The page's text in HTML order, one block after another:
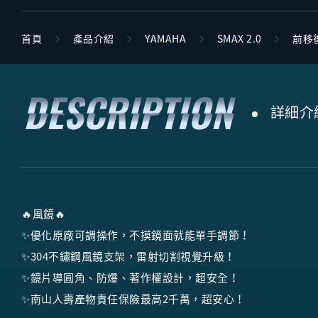
首頁 產品介紹 YAMAHA SMAX 2.0 前移
詳細介
🔥風鏡🔥
✨優化原廠可調操作，不摸鏡面就能單手調節！
✨304不鏽鋼風鏡支架，雷射切割視覺升級！
✨鏡片導圓角、防爆、著作權設計，超安全！
✨南山人壽產物責任保險最高2千萬，超安心！